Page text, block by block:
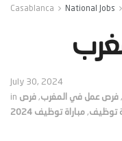
National Jobs
Casablanca
July 30, 2024
in
, فرص عمل في المغرب, فرص
توظيف, مباراة توظيف 2024